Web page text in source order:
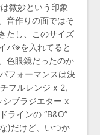
微妙という印象
音作りの面ではそ
たし、このサイズ
バ※を入れてると
色眼鏡だったのか
フォーマンスは決
フルレンジ x 2,
ブラジエター x
ラインの “B&O”
)だけど、いつか